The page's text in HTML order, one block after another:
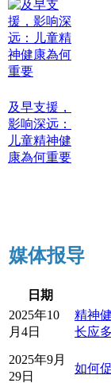
及早支援，
影响深远：
儿童精神健
康為何重要
媒体报导
日期
2025年10
月4日
精神
长应
2025年9月
29日
如何